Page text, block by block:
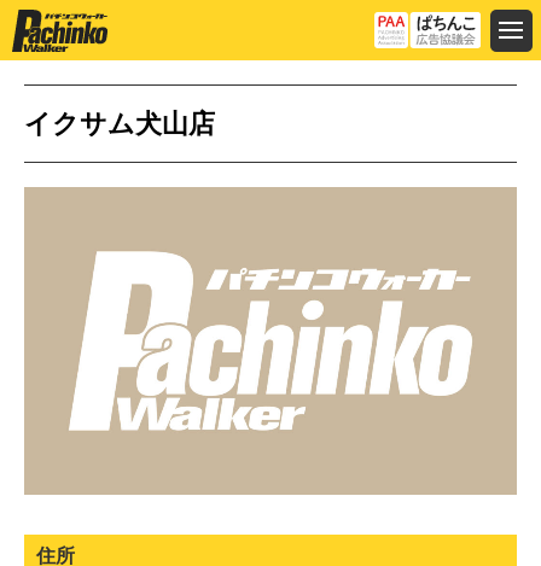
イクサム犬山店
住所